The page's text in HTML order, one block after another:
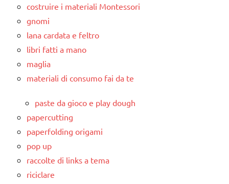
costruire i materiali Montessori
gnomi
lana cardata e feltro
libri fatti a mano
maglia
materiali di consumo fai da te
paste da gioco e play dough
papercutting
paperfolding origami
pop up
raccolte di links a tema
riciclare